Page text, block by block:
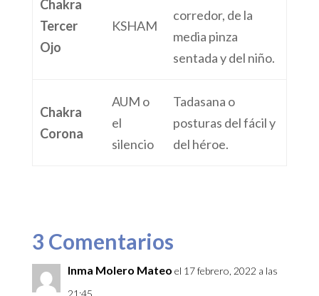
Chakra
Tercer
Ojo
KSHAM
corredor, de la
media pinza
sentada y del niño.
Chakra
Corona
AUM o
el
silencio
Tadasana o
posturas del fácil y
del héroe.
3 Comentarios
Inma Molero Mateo el 17 febrero, 2022 a las
21:45